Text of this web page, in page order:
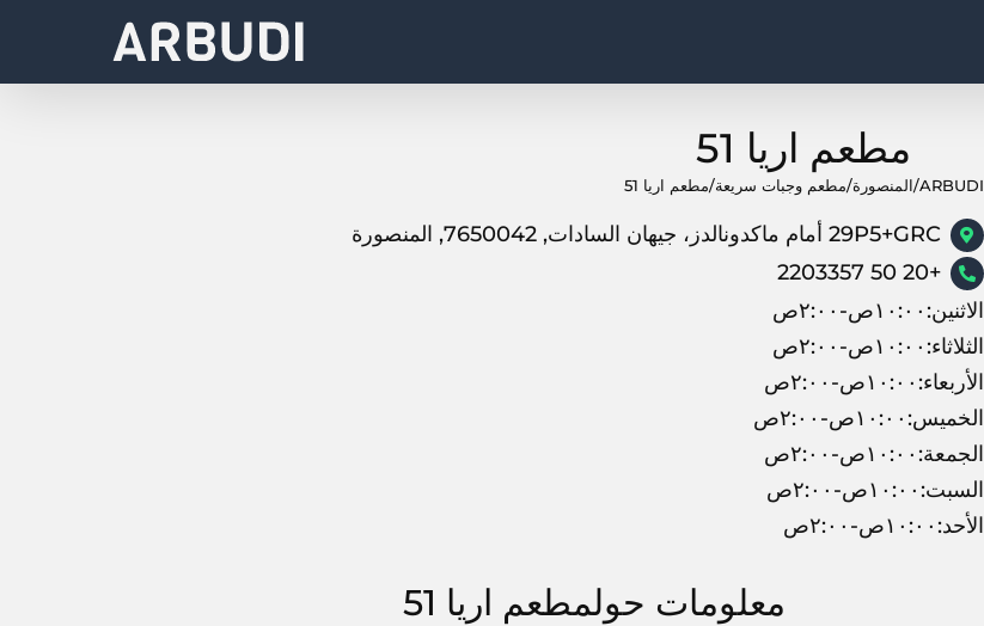
مطعم اريا 51
ARBUDI
/المنصورة/مطعم وجبات سريعة/مطعم اريا 51
29P5+GRC أمام ماكدونالدز، جيهان السادات, 7650042, المنصورة
+20 50 2203357
الاثنين:١٠:٠٠ص-٢:٠٠ص
الثلاثاء:١٠:٠٠ص-٢:٠٠ص
الأربعاء:١٠:٠٠ص-٢:٠٠ص
الخميس:١٠:٠٠ص-٢:٠٠ص
الجمعة:١٠:٠٠ص-٢:٠٠ص
السبت:١٠:٠٠ص-٢:٠٠ص
الأحد:١٠:٠٠ص-٢:٠٠ص
معلومات حولمطعم اريا 51